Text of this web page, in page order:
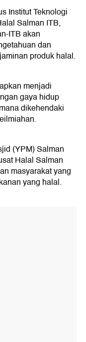
Institut Teknologi
Salman ITB,
ITB akan
dan
produk halal.
menjadi
gaya hidup
dikehendaki
(YPM) Salman
Halal Salman
masyarakat yang
yang halal.